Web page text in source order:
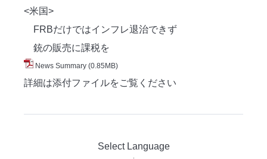
<米国>
FRBだけではインフレ退治できず
銃の販売に課税を
News Summary (0.85MB)
詳細は添付ファイルをご覧ください
Select Language